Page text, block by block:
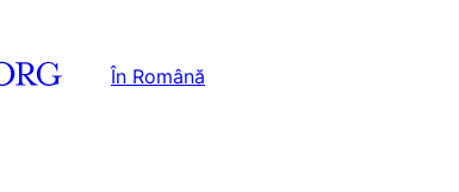
În Română